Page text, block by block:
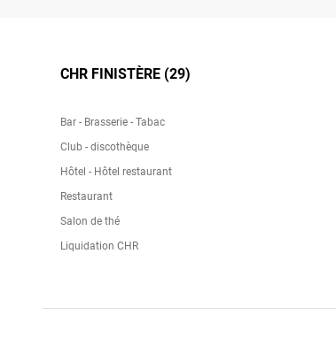
CHR FINISTÈRE (29)
Bar - Brasserie - Tabac
Club - discothèque
Hôtel - Hôtel restaurant
Restaurant
Salon de thé
Liquidation CHR